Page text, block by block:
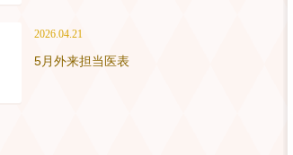
2026.04.21
5月外来担当医表